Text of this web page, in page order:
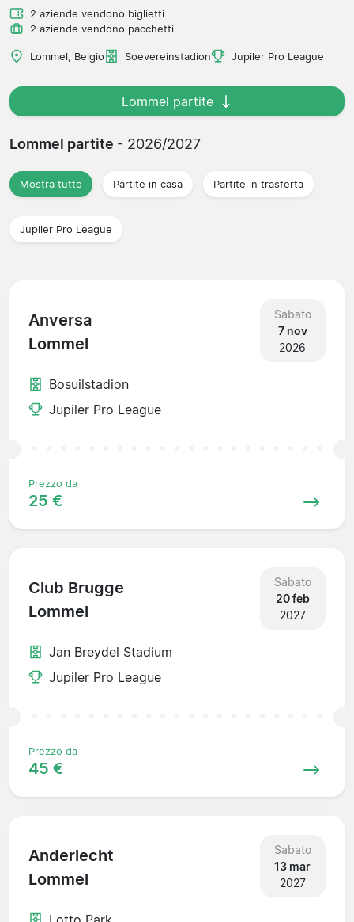
2 aziende vendono biglietti
2 aziende vendono pacchetti
Lommel, Belgio Soevereinstadion Jupiler Pro League
Lommel partite
Lommel partite - 2026/2027
Mostra tutto Partite in casa Partite in trasferta
Jupiler Pro League
Anversa
Lommel
Sabato
7 nov
2026
Bosuilstadion
Jupiler Pro League
Prezzo da
25 €
Club Brugge
Lommel
Sabato
20 feb
2027
Jan Breydel Stadium
Jupiler Pro League
Prezzo da
45 €
Anderlecht
Lommel
Sabato
13 mar
2027